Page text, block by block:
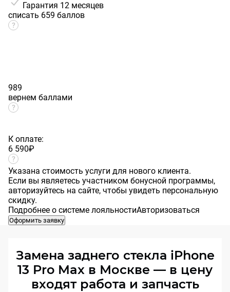
Гарантия 12 месяцев
списать 659 баллов
989
вернем баллами
К оплате:
6 590₽
Указана стоимость услуги для нового клиента.
Если вы являетесь участником бонусной программы,
авторизуйтесь на сайте, чтобы увидеть персональную
скидку.
Подробнее о системе лояльностиАвторизоваться
Оформить заявку
Замена заднего стекла iPhone
13 Pro Max в Москве — в цену
входят работа и запчасть